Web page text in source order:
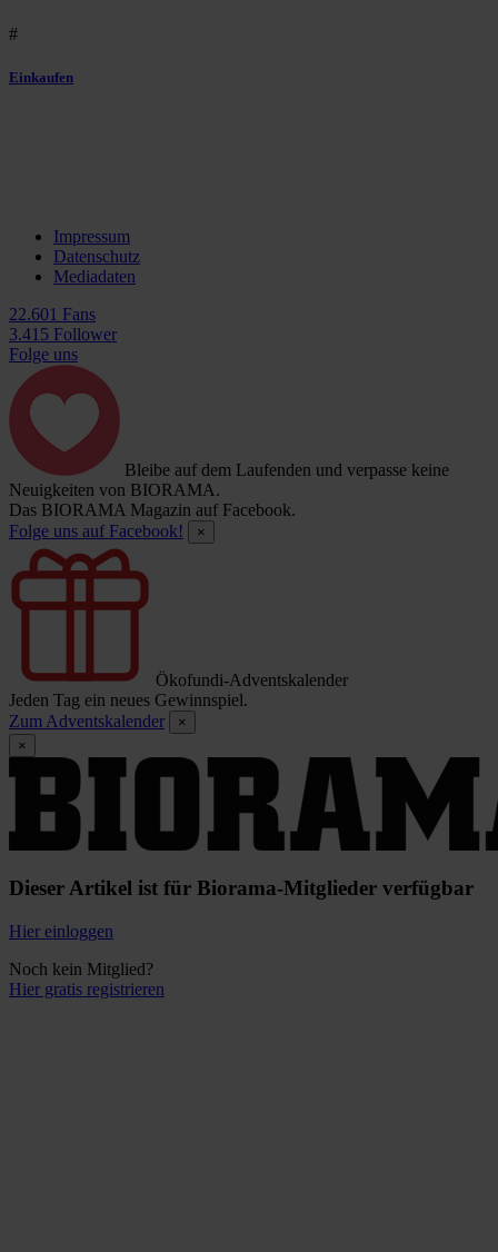
#
Einkaufen
Impressum
Datenschutz
Mediadaten
22.601 Fans
3.415 Follower
Folge uns
Bleibe auf dem Laufenden und verpasse keine
Neuigkeiten von BIORAMA.
Das BIORAMA Magazin auf Facebook.
Folge uns auf Facebook!
×
Ökofundi-Adventskalender
Jeden Tag ein neues Gewinnspiel.
Zum Adventskalender
×
×
Dieser Artikel ist für Biorama-Mitglieder verfügbar
Hier einloggen
Noch kein Mitglied?
Hier gratis registrieren